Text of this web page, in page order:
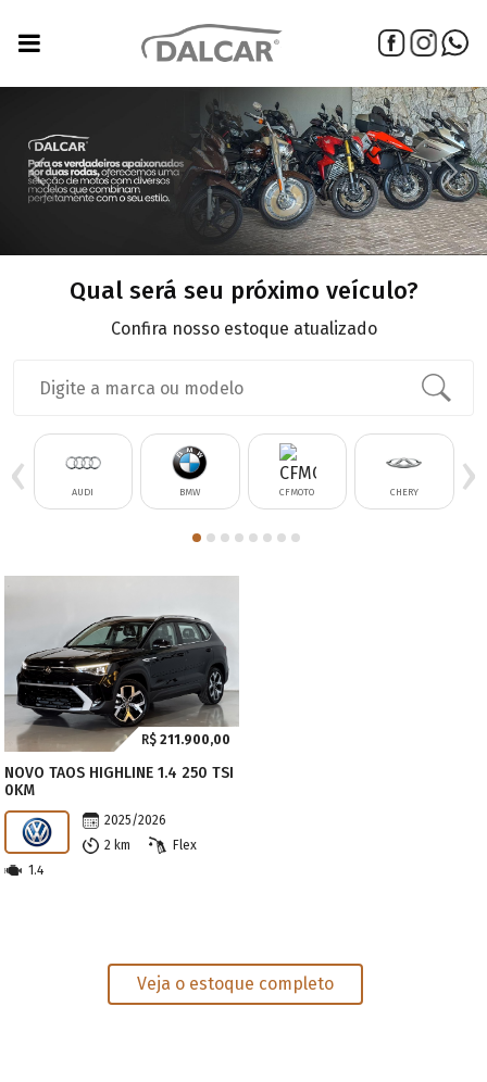
Previous Next
Qual será seu próximo veículo?
Confira nosso estoque atualizado
AUDI BMW CFMOTO CHERY
‹ ›
R$ 211.900,00
NOVO TAOS HIGHLINE 1.4 250 TSI
0KM
2025/2026
2 km
Flex
1.4
Veja o estoque completo